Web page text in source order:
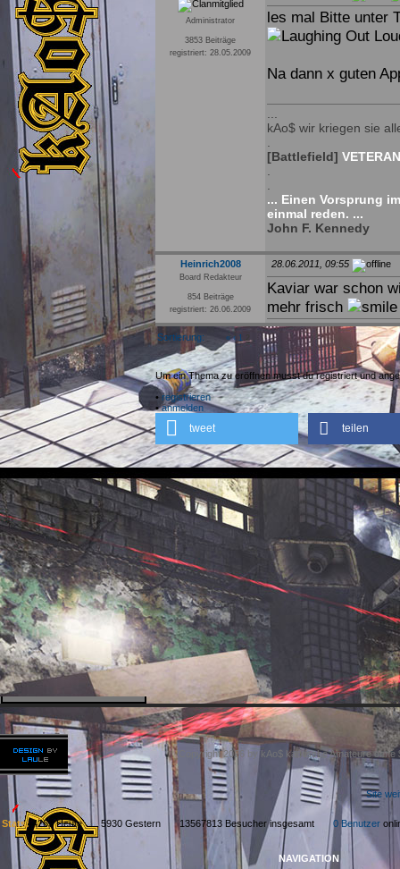
Administrator
3853 Beiträge
registriert: 28.05.2009
les mal Bitte unter
Na dann x guten
kAo$ wir kriegen sie
[Battlefield]
... Einen Vorsprung
einmal reden. ...
John F. Kennedy
Heinrich2008
Board Redakteur
854 Beiträge
registriert: 26.06.2009
28.06.2011, 09:55
Kaviar war schon
mehr frisch
Sortierung: « ‹ 1
Um ein Thema zu eröffnen musst du registriert und
• registrieren
•anmelden
tweet teilen
Copyright 2026 by kAo$ kaotische Amateure
Site
Stats: 4263 Heute 5930 Gestern 13567813 Besucher insgesamt0 Benutzer
NAVIGATION